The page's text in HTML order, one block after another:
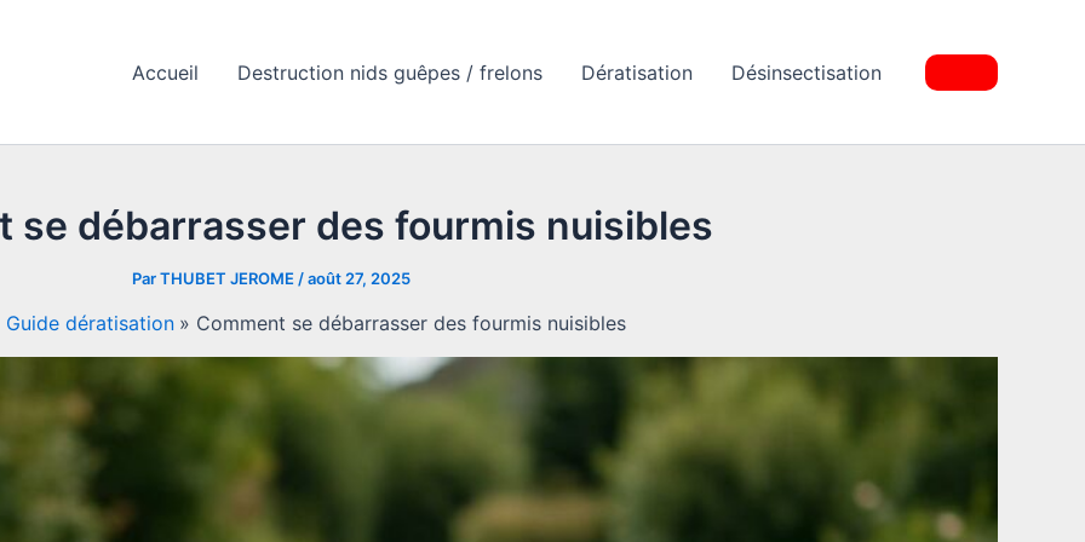
Accueil Destruction nids guêpes / frelons Dératisation Désinsectisation
se débarrasser des fourmis nuisibles
ParTHUBET JEROME /août 27, 2025
Guide dératisation Comment se débarrasser des fourmis nuisibles